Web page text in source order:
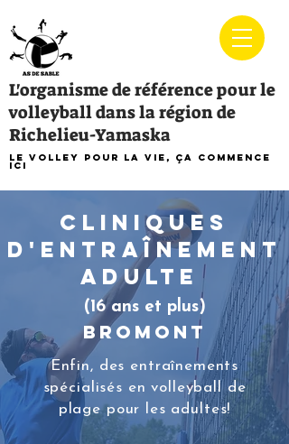
L'organisme de référence pour le
volleyball dans la région de
Richelieu-Yamaska
Le volley pour la vie, ça commence
ici
CLINIQUES
D'ENTRAÎNEMENT
ADULTE
(16 ans et plus)
Bromont
Enfin, des entraînements
spécialisés en volleyball de
plage pour les adultes!